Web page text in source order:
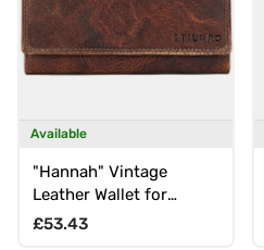
Available
"Hannah" Vintage
Leather Wallet for
Women
Regular price
£53.43